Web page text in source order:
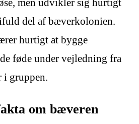
men udvikler sig hurtigt
del af bæverkolonien.
hurtigt at bygge
føde under vejledning fra
gruppen.
om bæveren